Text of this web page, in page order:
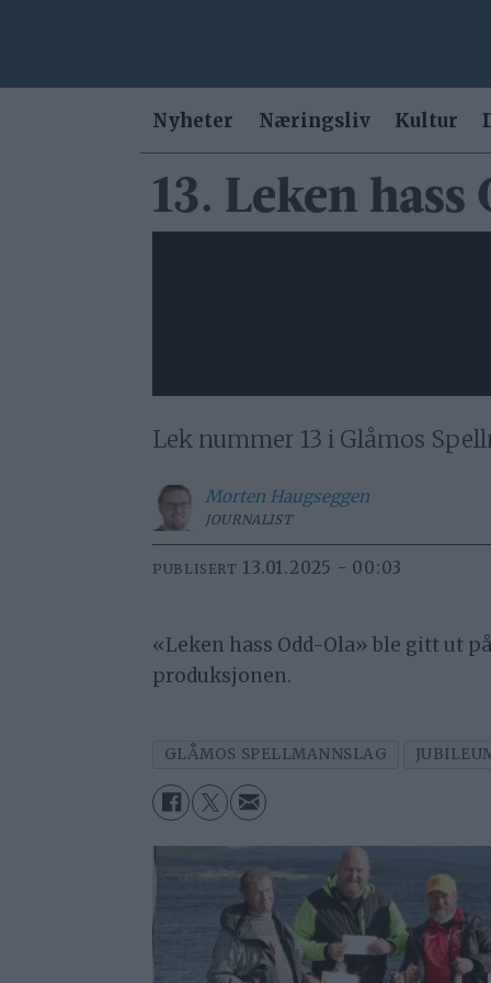
Nyheter Næringsliv Kultur
13. Leken hass
Lek nummer 13 i Glåmos
Morten Haugseggen
JOURNALIST
PUBLISERT 13.01.2025 - 00:03
«Leken hass Odd-Ola» ble gitt ut
produksjonen.
GLÅMOS SPELLMANNSLAG